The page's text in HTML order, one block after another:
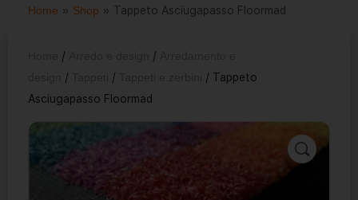
Home » Shop » Tappeto Asciugapasso Floormad
/ /
/ /
/ Tappeto
Asciugapasso Floormad